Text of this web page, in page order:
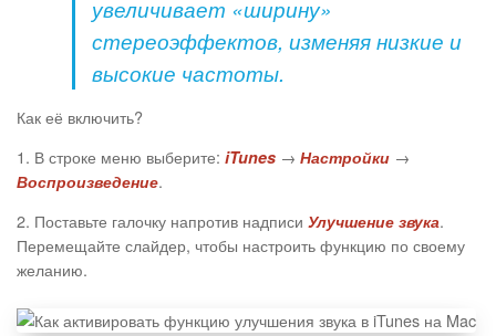
увеличивает «ширину»
стереоэффектов, изменяя низкие и
высокие частоты.
Как её включить?
1. В строке меню выберите: iTunes → Настройки →
Воспроизведение.
2. Поставьте галочку напротив надписи Улучшение звука.
Перемещайте слайдер, чтобы настроить функцию по своему
желанию.